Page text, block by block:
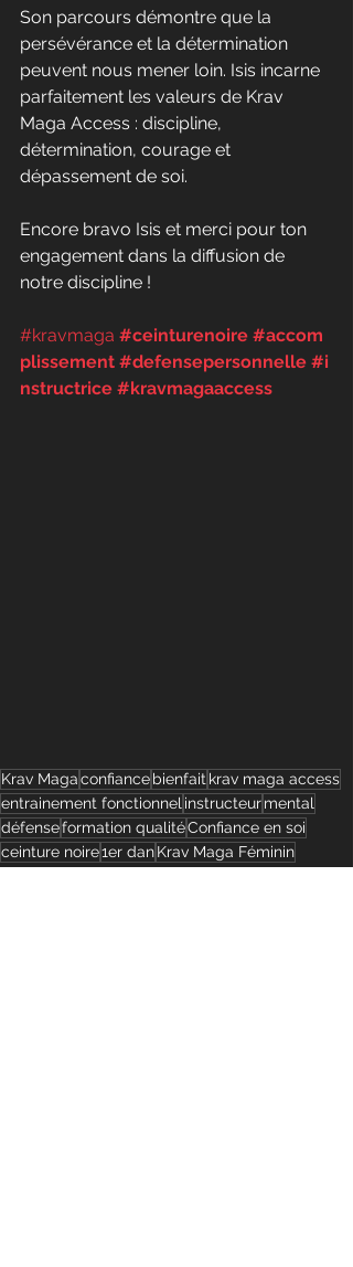
Son parcours démontre que la
persévérance et la détermination
peuvent nous mener loin. Isis incarne
parfaitement les valeurs de Krav
Maga Access : discipline,
détermination, courage et
dépassement de soi.
Encore bravo Isis et merci pour ton
engagement dans la diffusion de
notre discipline !
#kravmaga #ceinturenoire #accom
plissement #defensepersonnelle #i
nstructrice #kravmagaaccess
Krav Magaconfiancebienfait krav maga access
entrainement fonctionnel instructeurmental
défenseformation qualitéConfiance en soi
ceinture noire1er danKrav Maga Féminin